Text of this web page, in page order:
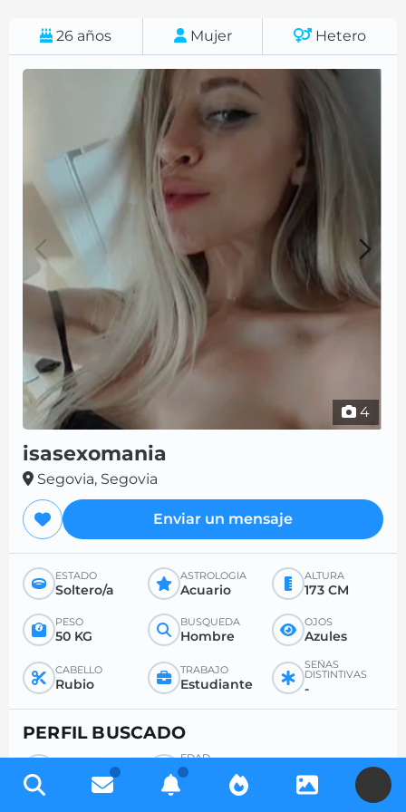
26 años Mujer Hetero
4
isasexomania
Segovia, Segovia
Enviar un mensaje
ESTADO
Soltero/a
ASTROLOGÍA
Acuario
ALTURA
173 CM
PESO
50 KG
BÚSQUEDA
Hombre
OJOS
Azules
CABELLO
Rubio
TRABAJO
Estudiante
SEÑAS
DISTINTIVAS
-
PERFIL BUSCADO
Hombre
EDAD
DESEADA
-